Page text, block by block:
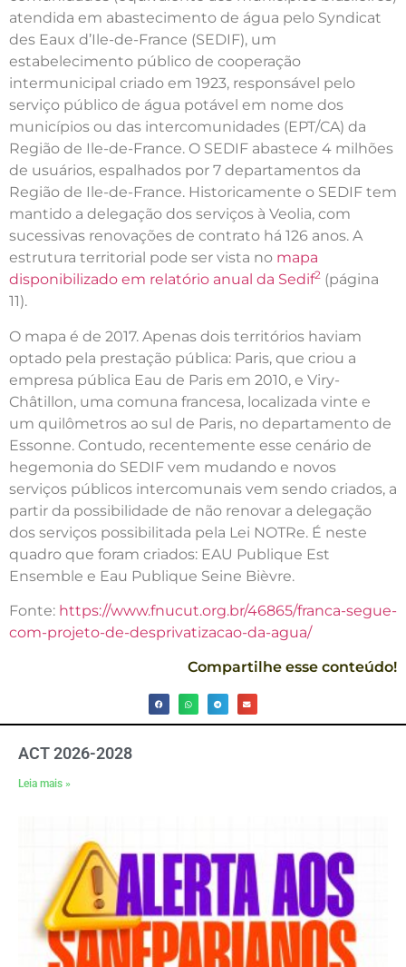
atendida em abastecimento de água pelo Syndicat
des Eaux d’Ile-de-France (SEDIF), um
estabelecimento público de cooperação
intermunicipal criado em 1923, responsável pelo
serviço público de água potável em nome dos
municípios ou das intercomunidades (EPT/CA) da
Região de Ile-de-France. O SEDIF abastece 4 milhões
de usuários, espalhados por 7 departamentos da
Região de Ile-de-France. Historicamente o SEDIF tem
mantido a delegação dos serviços à Veolia, com
sucessivas renovações de contrato há 126 anos. A
estrutura territorial pode ser vista no mapa
disponibilizado em relatório anual da Sedif2 (página
11).
O mapa é de 2017. Apenas dois territórios haviam
optado pela prestação pública: Paris, que criou a
empresa pública Eau de Paris em 2010, e Viry-
Châtillon, uma comuna francesa, localizada vinte e
um quilômetros ao sul de Paris, no departamento de
Essonne. Contudo, recentemente esse cenário de
hegemonia do SEDIF vem mudando e novos
serviços públicos intercomunais vem sendo criados, a
partir da possibilidade de não renovar a delegação
dos serviços possibilitada pela Lei NOTRe. É neste
quadro que foram criados: EAU Publique Est
Ensemble e Eau Publique Seine Bièvre.
Fonte: https://www.fnucut.org.br/46865/franca-segue-
com-projeto-de-desprivatizacao-da-agua/
Compartilhe esse conteúdo!
ACT 2026-2028
Leia mais »